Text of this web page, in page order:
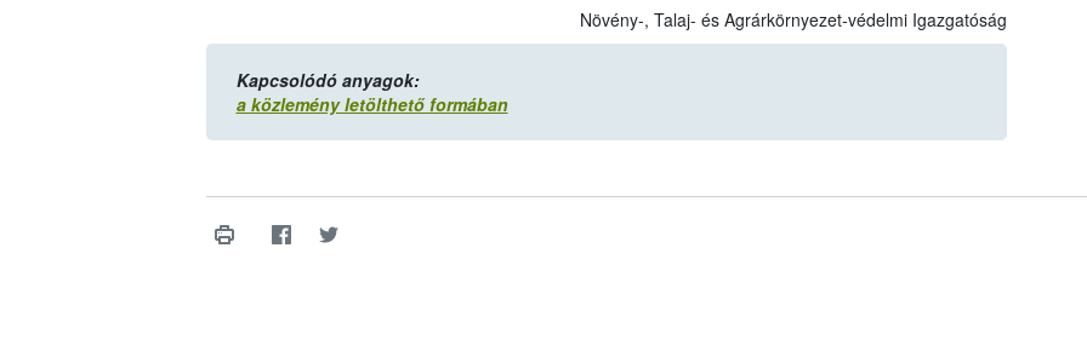
Növény-, Talaj- és Agrárkörnyezet-védelmi Igazgatóság
Kapcsolódó anyagok:
a közlemény letölthető formában